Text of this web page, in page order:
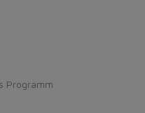
Programm